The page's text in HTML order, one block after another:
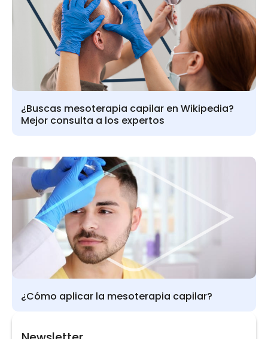
¿Buscas mesoterapia capilar en Wikipedia?
Mejor consulta a los expertos
¿Cómo aplicar la mesoterapia capilar?